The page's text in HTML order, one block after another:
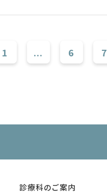
1 ... 6 7
診療科のご案内